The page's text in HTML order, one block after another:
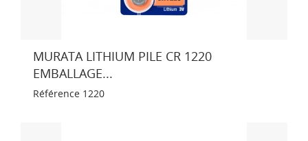
MURATA LITHIUM PILE CR 1220
EMBALLAGE...
Référence 1220